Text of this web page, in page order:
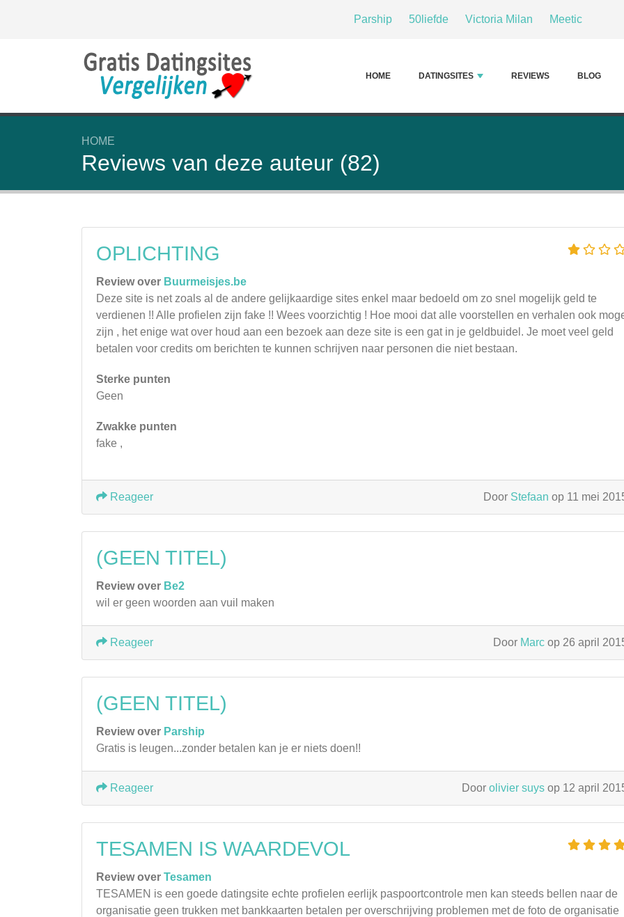
Parship 50liefde Victoria Milan Meetic
HOME DATINGSITES REVIEWS BLOG
HOME
Reviews van deze auteur (82)
OPLICHTING
Review over Buurmeisjes.be
Deze site is net zoals al de andere gelijkaardige sites enkel maar bedoeld om zo snel mogelijk geld te
verdienen !! Alle profielen zijn fake !! Wees voorzichtig ! Hoe mooi dat alle voorstellen en verhalen ook
zijn , het enige wat over houd aan een bezoek aan deze site is een gat in je geldbuidel. Je moet veel geld
betalen voor credits om berichten te kunnen schrijven naar personen die niet bestaan.
Sterke punten
Geen
Zwakke punten
fake ,
Door Stefaan op 11 mei
Reageer
(GEEN TITEL)
Review over Be2
wil er geen woorden aan vuil maken
Door Marc op 26 april
Reageer
(GEEN TITEL)
Review over Parship
Gratis is leugen...zonder betalen kan je er niets doen!!
Door olivier suys op 12 april
Reageer
TESAMEN IS WAARDEVOL
Review over Tesamen
TESAMEN is een goede datingsite echte profielen eerlijk paspoortcontrole men kan steeds bellen naar de
organisatie geen trukken met bankkaarten betalen per overschrijving problemen met de foto de organisatie